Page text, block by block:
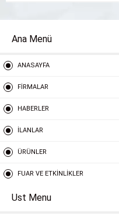
Ana Menü
ANASAYFA
FİRMALAR
HABERLER
İLANLAR
ÜRÜNLER
FUAR VE ETKİNLİKLER
Ust Menu